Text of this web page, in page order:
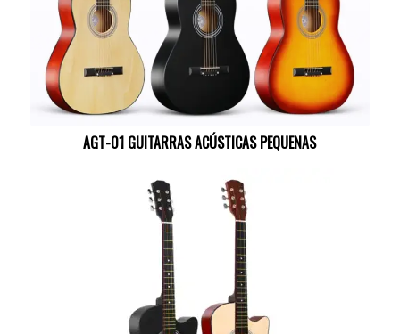
AGT-01 GUITARRAS ACÚSTICAS PEQUENAS